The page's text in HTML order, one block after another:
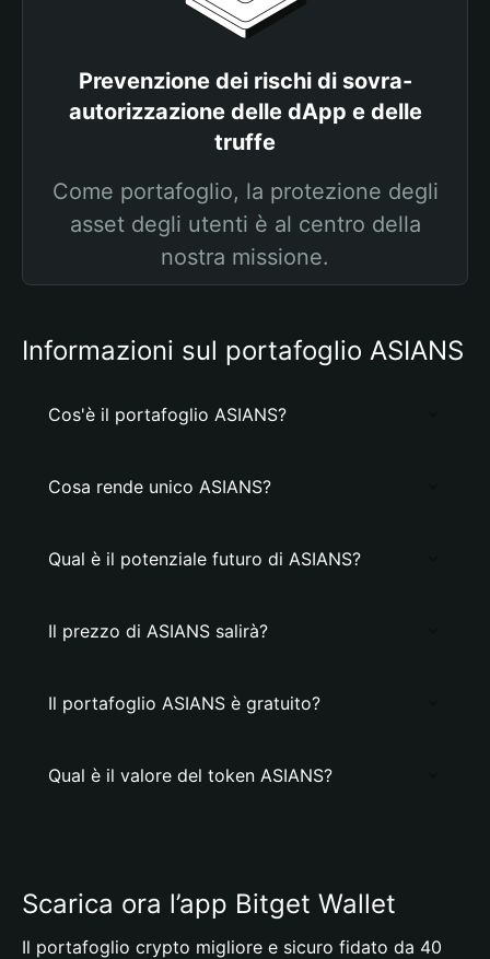
Prevenzione dei rischi di sovra-
autorizzazione delle dApp e delle
truffe
Come portafoglio, la protezione degli
asset degli utenti è al centro della
nostra missione.
Informazioni sul portafoglio ASIANS
Cos'è il portafoglio ASIANS?
Cosa rende unico ASIANS?
Qual è il potenziale futuro di ASIANS?
Il prezzo di ASIANS salirà?
Il portafoglio ASIANS è gratuito?
Qual è il valore del token ASIANS?
Scarica ora l’app Bitget Wallet
Il portafoglio crypto migliore e sicuro fidato da 40